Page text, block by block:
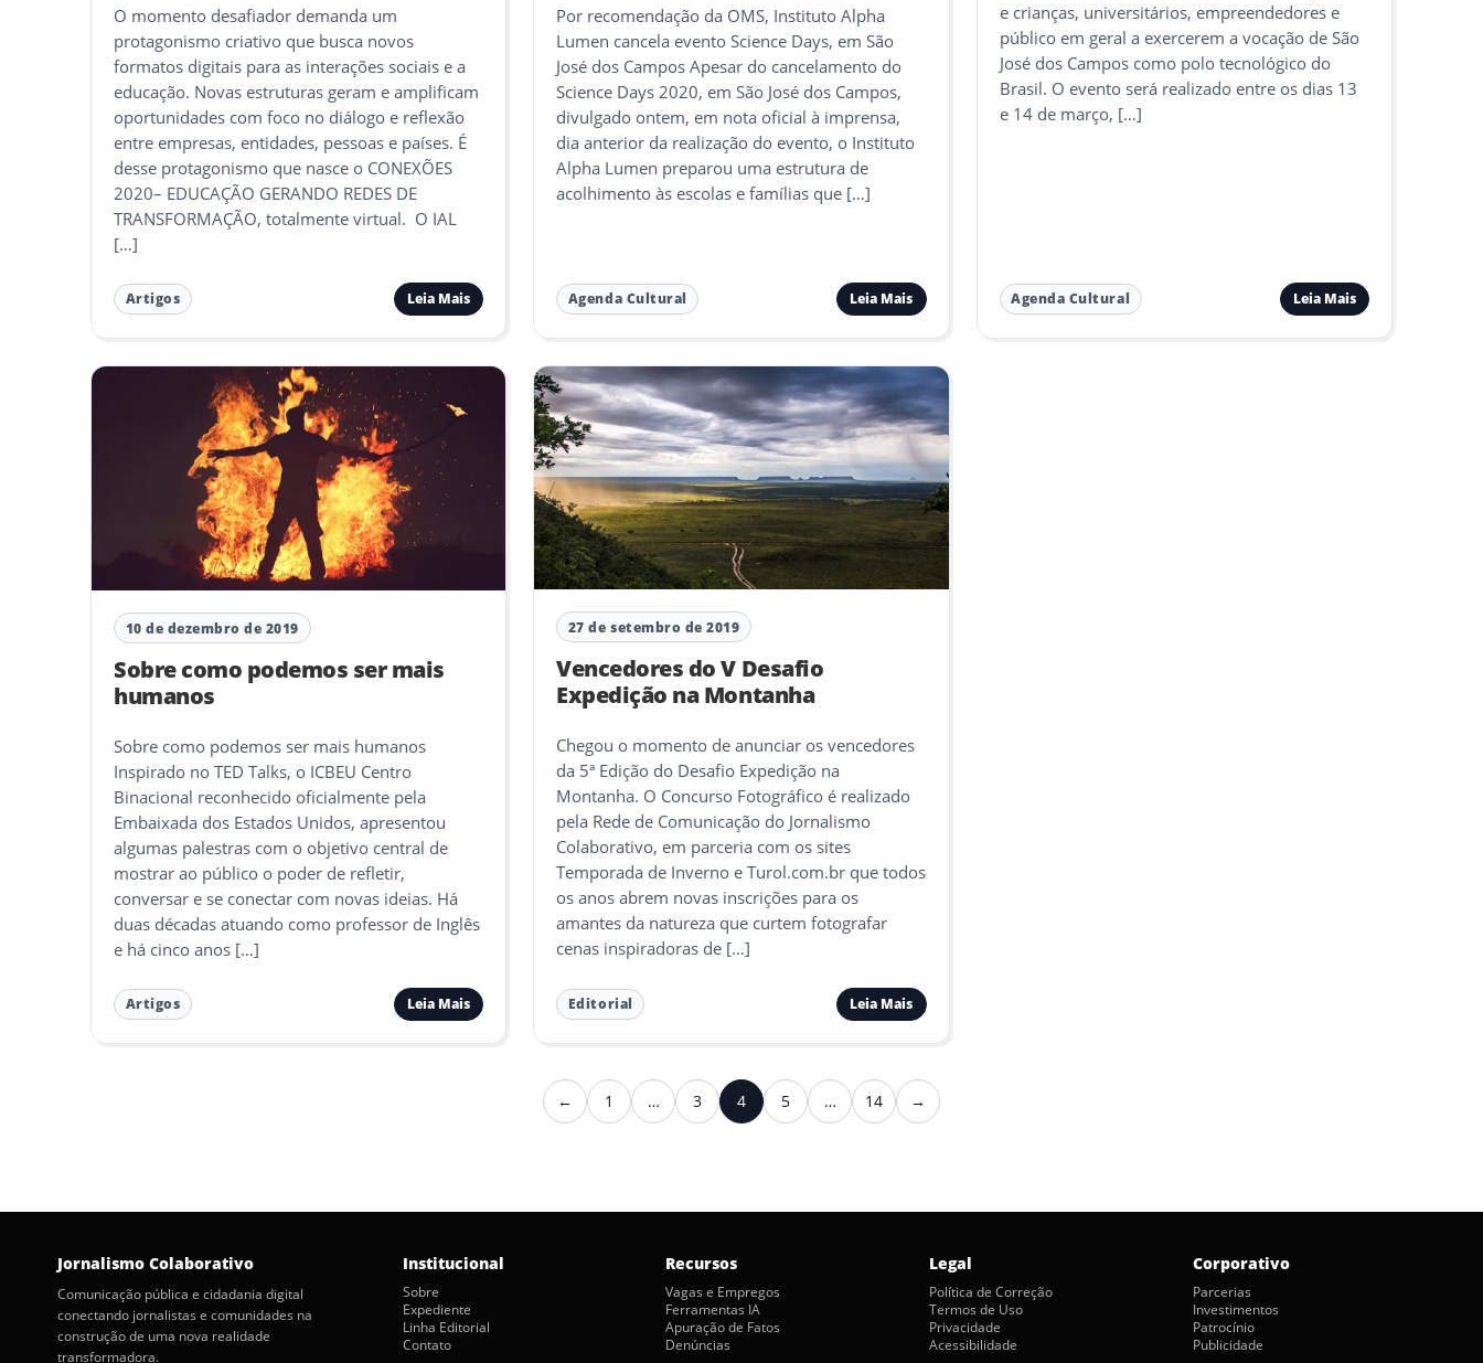
O momento desafiador demanda um
protagonismo criativo que busca novos
formatos digitais para as interações sociais e a
educação. Novas estruturas geram e amplificam
oportunidades com foco no diálogo e reflexão
entre empresas, entidades, pessoas e países. É
desse protagonismo que nasce o CONEXÕES
2020– EDUCAÇÃO GERANDO REDES DE
TRANSFORMAÇÃO, totalmente virtual. O IAL
[…]
Artigos Leia Mais
Por recomendação da OMS, Instituto Alpha
Lumen cancela evento Science Days, em São
José dos Campos Apesar do cancelamento do
Science Days 2020, em São José dos Campos,
divulgado ontem, em nota oficial à imprensa,
dia anterior da realização do evento, o Instituto
Alpha Lumen preparou uma estrutura de
acolhimento às escolas e famílias que […]
Agenda Cultural Leia Mais
e crianças, universitários, empreendedores e
público em geral a exercerem a vocação de São
José dos Campos como polo tecnológico do
Brasil. O evento será realizado entre os dias 13
e 14 de março, […]
Agenda Cultural Leia Mais
10 de dezembro de 2019
Sobre como podemos ser mais
humanos
Sobre como podemos ser mais humanos
Inspirado no TED Talks, o ICBEU Centro
Binacional reconhecido oficialmente pela
Embaixada dos Estados Unidos, apresentou
algumas palestras com o objetivo central de
mostrar ao público o poder de refletir,
conversar e se conectar com novas ideias. Há
duas décadas atuando como professor de Inglês
e há cinco anos […]
Artigos Leia Mais
27 de setembro de 2019
Vencedores do V Desafio
Expedição na Montanha
Chegou o momento de anunciar os vencedores
da 5ª Edição do Desafio Expedição na
Montanha. O Concurso Fotográfico é realizado
pela Rede de Comunicação do Jornalismo
Colaborativo, em parceria com os sites
Temporada de Inverno e Turol.com.br que todos
os anos abrem novas inscrições para os
amantes da natureza que curtem fotografar
cenas inspiradoras de […]
Editorial Leia Mais
←Anterior
1 … 3 4 5 … 14 →Próximo
Jornalismo Colaborativo
Comunicação pública e cidadania digital
conectando jornalistas e comunidades na
construção de uma nova realidade
transformadora.
Institucional
Sobre
Expediente
Linha Editorial
Contato
Recursos
Vagas e Empregos
Ferramentas IA
Apuração de Fatos
Denúncias
Legal
Política de Correção
Termos de Uso
Privacidade
Acessibilidade
Corporativo
Parcerias
Investimentos
Patrocínio
Publicidade